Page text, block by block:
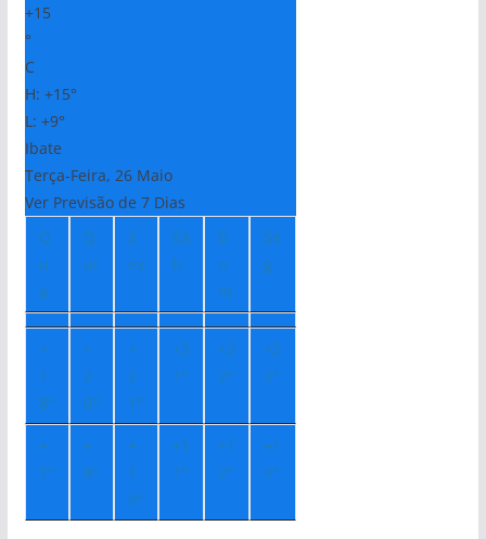
+15
°
C
H: +15°
L: +9°
Ibate
Terça-Feira, 26 Maio
Ver Previsão de 7 Dias
Q
u
a
Q
ui
S
ex
Sá
b
D
o
m
Se
g
+
1
8°
+
2
0°
+
2
1°
+2
1°
+2
2°
+2
2°
+
7°
+
8°
+
1
0°
+1
1°
+1
2°
+1
4°